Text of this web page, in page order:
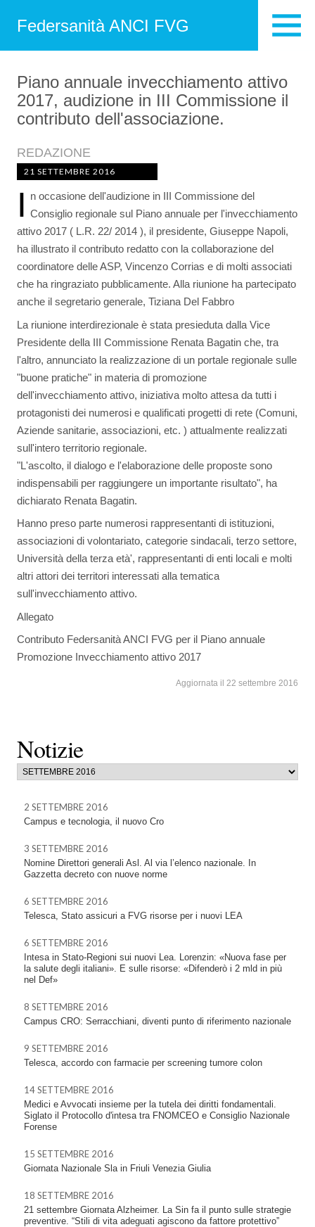
Federsanità ANCI FVG
Notizie
2 SETTEMBRE 2016
Campus e tecnologia, il nuovo Cro
3 SETTEMBRE 2016
Nomine Direttori generali Asl. Al via l’elenco nazionale. In
Gazzetta decreto con nuove norme
6 SETTEMBRE 2016
Telesca, Stato assicuri a FVG risorse per i nuovi LEA
6 SETTEMBRE 2016
Intesa in Stato-Regioni sui nuovi Lea. Lorenzin: «Nuova fase per
la salute degli italiani». E sulle risorse: «Difenderò i 2 mld in più
nel Def»
8 SETTEMBRE 2016
Campus CRO: Serracchiani, diventi punto di riferimento nazionale
9 SETTEMBRE 2016
Telesca, accordo con farmacie per screening tumore colon
14 SETTEMBRE 2016
Medici e Avvocati insieme per la tutela dei diritti fondamentali.
Siglato il Protocollo d'intesa tra FNOMCEO e Consiglio Nazionale
Forense
15 SETTEMBRE 2016
Giornata Nazionale Sla in Friuli Venezia Giulia
18 SETTEMBRE 2016
21 settembre Giornata Alzheimer. La Sin fa il punto sulle strategie
preventive. “Stili di vita adeguati agiscono da fattore protettivo”
Piano annuale invecchiamento attivo
2017, audizione in III Commissione il
contributo dell'associazione.
REDAZIONE
21 SETTEMBRE 2016
I n occasione dell'audizione in III Commissione del
Consiglio regionale sul Piano annuale per l'invecchiamento
attivo 2017 ( L.R. 22/ 2014 ), il presidente, Giuseppe Napoli,
ha illustrato il contributo redatto con la collaborazione del
coordinatore delle ASP, Vincenzo Corrias e di molti associati
che ha ringraziato pubblicamente. Alla riunione ha partecipato
anche il segretario generale, Tiziana Del Fabbro
La riunione interdirezionale è stata presieduta dalla Vice
Presidente della III Commissione Renata Bagatin che, tra
l'altro, annunciato la realizzazione di un portale regionale sulle
"buone pratiche" in materia di promozione
dell'invecchiamento attivo, iniziativa molto attesa da tutti i
protagonisti dei numerosi e qualificati progetti di rete (Comuni,
Aziende sanitarie, associazioni, etc. ) attualmente realizzati
sull'intero territorio regionale.
"L'ascolto, il dialogo e l'elaborazione delle proposte sono
indispensabili per raggiungere un importante risultato", ha
dichiarato Renata Bagatin.
Hanno preso parte numerosi rappresentanti di istituzioni,
associazioni di volontariato, categorie sindacali, terzo settore,
Università della terza età', rappresentanti di enti locali e molti
altri attori dei territori interessati alla tematica
sull'invecchiamento attivo.
Allegato
Contributo Federsanità ANCI FVG per il Piano annuale
Promozione Invecchiamento attivo 2017
Aggiornata il 22 settembre 2016